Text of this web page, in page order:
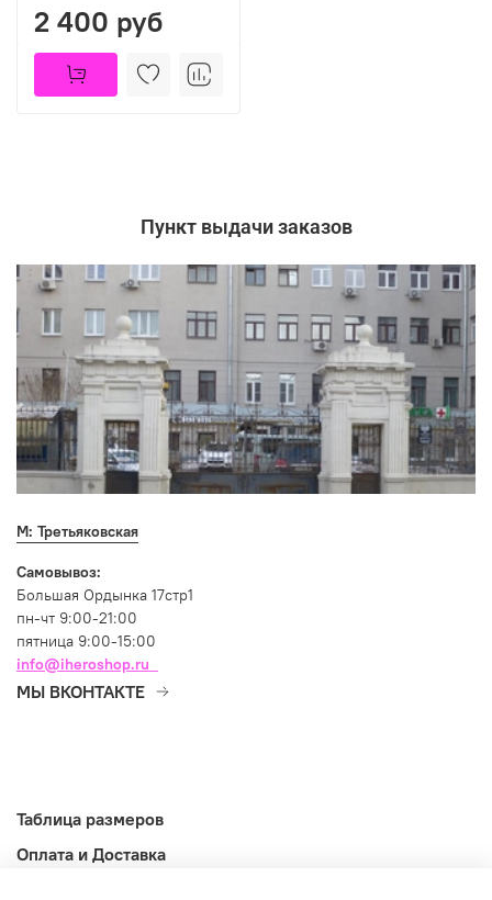
2 400 руб
Пункт выдачи заказов
М: Третьяковская
Самовывоз:
Большая Ордынка 17стр1
пн-чт 9:00-21:00
пятница 9:00-15:00
info@iheroshop.ru
МЫ ВКОНТАКТЕ
Таблица размеров
Оплата и Доставка